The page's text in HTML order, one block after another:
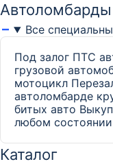
Автоломбарды
Все
Под залог ПТС
грузовой
мотоцикл
автоломбарде
битых авто
любом состоянии
Каталог